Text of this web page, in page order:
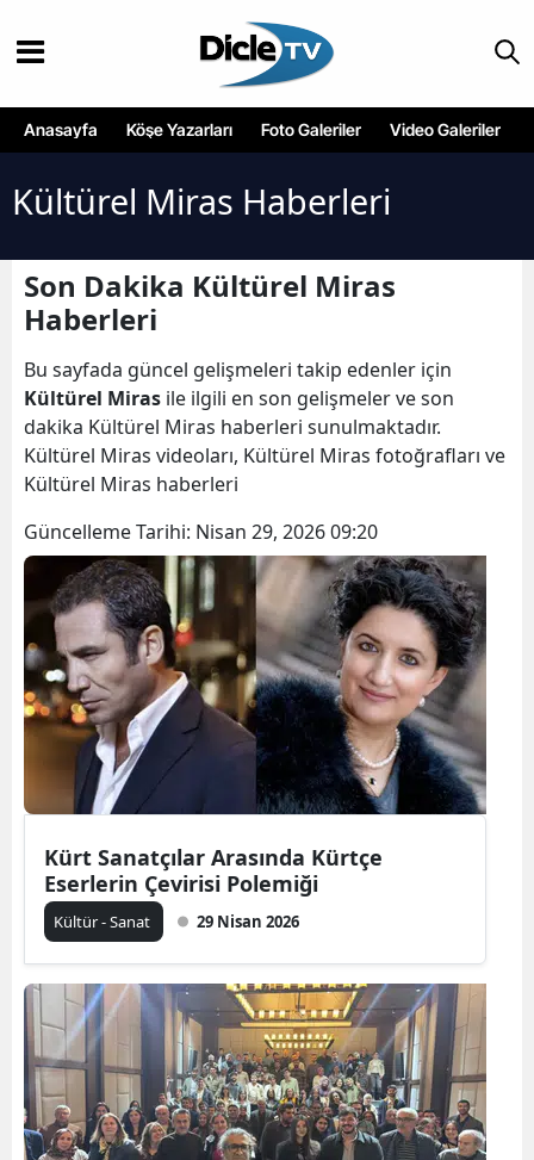
Anasayfa Köşe Yazarları Foto Galeriler Video Galeriler
Kültürel Miras Haberleri
Son Dakika Kültürel Miras
Haberleri
Bu sayfada güncel gelişmeleri takip edenler için
Kültürel Miras ile ilgili en son gelişmeler ve son
dakika Kültürel Miras haberleri sunulmaktadır.
Kültürel Miras videoları, Kültürel Miras fotoğrafları ve
Kültürel Miras haberleri
Güncelleme Tarihi: Nisan 29, 2026 09:20
Kürt Sanatçılar Arasında Kürtçe
Eserlerin Çevirisi Polemiği
Kültür - Sanat 29 Nisan 2026